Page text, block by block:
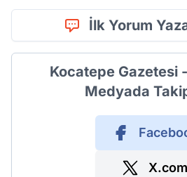
İlk Yorum
Kocatepe Gazetesi
Medyada
X.com